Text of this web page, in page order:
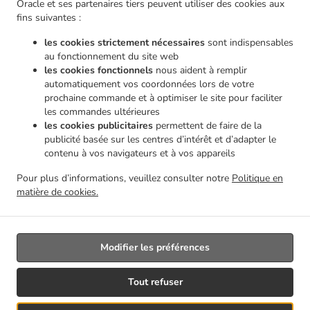
Oracle et ses partenaires tiers peuvent utiliser des cookies aux
fins suivantes :
les cookies strictement nécessaires sont indispensables
au fonctionnement du site web
les cookies fonctionnels nous aident à remplir
automatiquement vos coordonnées lors de votre
prochaine commande et à optimiser le site pour faciliter
les commandes ultérieures
les cookies publicitaires permettent de faire de la
publicité basée sur les centres d’intérêt et d’adapter le
contenu à vos navigateurs et à vos appareils
Pour plus d’informations, veuillez consulter notre Politique en
matière de cookies.
Tout refuser
Modifier les préférences
livraison Châtelineau . Pizza Service de livraison Les Bons Villers Wayaux . Pizza Service de
Villers Thiméon . Pizza Service de livraison Les Bons Villers Heppignies . Pizza Service de
livraison Les Bons Villers Mellet . Pizza Service de livraison Les Bons Villers
de livraison Gerpinnes Loverval
Pizza Service de livraison Gerpinnes Acoz
de livraison Gerpinnes
Pizza Service de livraison Farciennes Fleurus . Pizza Service de
livraison Farciennes Pironchamps . Pizza Service de livraison Farciennes Châtelineau
Service de livraison Farciennes . Pizza Service de livraison Fontaine-l'Évêque Fontaine-
Pizza Service de livraison Fontaine-l'Évêque Leernes
Pizza Service de livraison
Service de livraison Thuin Gozée
. Pizza Service de livraison Thuin . Pizza Service de
Livraison de nourriture à emporter
Géré par:
Créateur du site | DRJ Digital Company | contact@drjdigitalcompany.be